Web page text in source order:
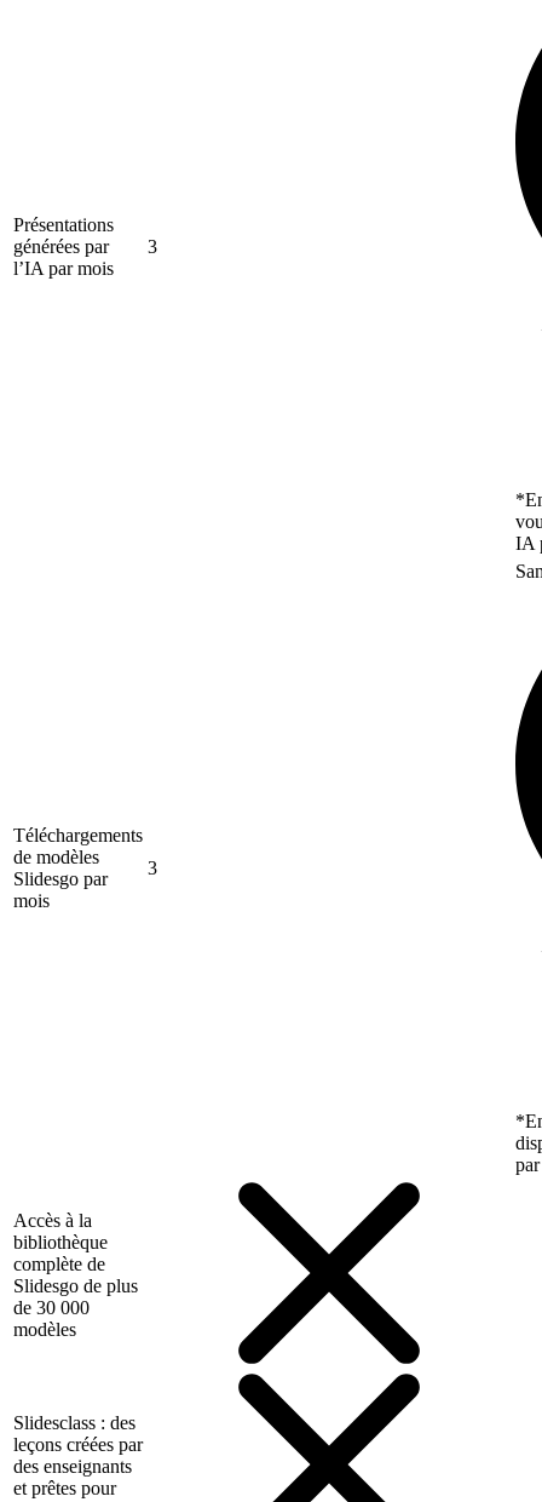
Présentations
générées par
l’IA par mois
3
IA
Téléchargements
de modèles
Slidesgo par
mois
3
Accès à la
bibliothèque
complète de
Slidesgo de plus
de 30 000
modèles
Slidesclass : des
leçons créées par
des enseignants
et prêtes pour